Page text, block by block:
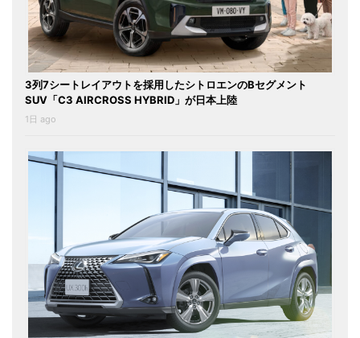
3列7シートレイアウトを採用したシトロエンのBセグメント
SUV「C3 AIRCROSS HYBRID」が日本上陸
1日 ago